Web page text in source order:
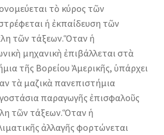
τὸ κύρος τῶν
ἡ ἐκπαίδευση τῶν
τῶν τάξεων.Ὅταν ἡ
μηχανικὴ ἐπιβάλλεται στὰ
τῆς Βορείου Ἀμερικῆς, ὑπάρχει
τὰ μαζικὰ πανεπιστήμια
παραγωγῆς ἐπισφαλοῦς
τῶν τάξεων.Ὅταν ἡ
ἀλλαγῆς φορτώνεται